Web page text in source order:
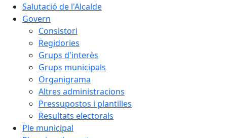
Salutació de l'Alcalde
Govern
Consistori
Regidories
Grups d'interès
Grups municipals
Organigrama
Altres administracions
Pressupostos i plantilles
Resultats electorals
Ple municipal